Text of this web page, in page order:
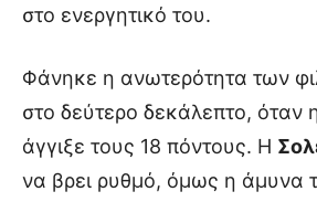
στο ενεργητικό του.
Φάνηκε η ανωτερότητα των
στο δεύτερο δεκάλεπτο, όταν
άγγιξε τους 18 πόντους. Η
να βρει ρυθμό, όμως η άμυνα